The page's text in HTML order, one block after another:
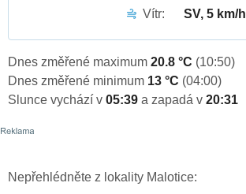
Vítr:
SV, 5 km/h
Dnes změřené maximum 20.8 °C (10:50)
Dnes změřené minimum 13 °C (04:00)
Slunce vychází v 05:39 a zapadá v 20:31
Nepřehlédněte z lokality Malotice: